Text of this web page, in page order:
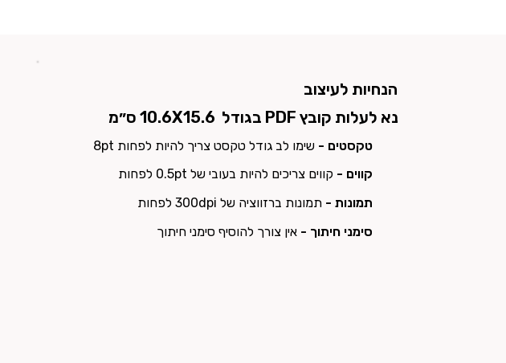
הנחיות לעיצוב
10.6X15.6 ס״מ
נא לעלות קובץ PDF בגודל
טקסטים - שימו לב גודל טקסט צריך להיות לפחות 8pt
קווים - קווים צריכים להיות בעובי של 0.5pt לפחות
תמונות - תמונות ברזווציה של 300dpi לפחות
סימני חיתוך - אין צורך להוסיף סימני חיתוך